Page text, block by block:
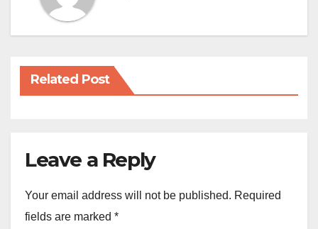
Related Post
Leave a Reply
Your email address will not be published. Required
fields are marked *